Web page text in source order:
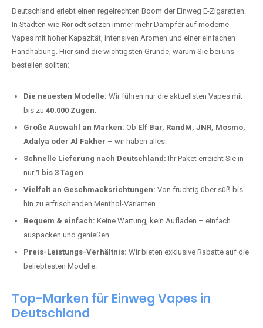
Deutschland erlebt einen regelrechten Boom der Einweg E-Zigaretten.
In Städten wie Rorodt setzen immer mehr Dampfer auf moderne
Vapes mit hoher Kapazität, intensiven Aromen und einer einfachen
Handhabung. Hier sind die wichtigsten Gründe, warum Sie bei uns
bestellen sollten:
Die neuesten Modelle: Wir führen nur die aktuellsten Vapes mit
bis zu 40.000 Zügen.
Große Auswahl an Marken: Ob Elf Bar, RandM, JNR, Mosmo,
Adalya oder Al Fakher – wir haben alles.
Schnelle Lieferung nach Deutschland: Ihr Paket erreicht Sie in
nur 1 bis 3 Tagen.
Vielfalt an Geschmacksrichtungen: Von fruchtig über süß bis
hin zu erfrischenden Menthol-Varianten.
Bequem & einfach: Keine Wartung, kein Aufladen – einfach
auspacken und genießen.
Preis-Leistungs-Verhältnis: Wir bieten exklusive Rabatte auf die
beliebtesten Modelle.
Top-Marken für Einweg Vapes in
Deutschland